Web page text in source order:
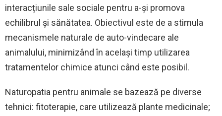
interacțiunile sale sociale pentru a-și promova
echilibrul și sănătatea. Obiectivul este de a stimula
mecanismele naturale de auto-vindecare ale
animalului, minimizând în același timp utilizarea
tratamentelor chimice atunci când este posibil.
Naturopatia pentru animale se bazează pe diverse
tehnici: fitoterapie, care utilizează plante medicinale;